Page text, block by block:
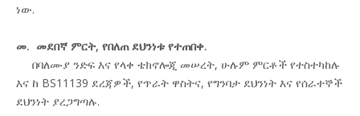
ነው.
መ. መደበኛ ምርት, የበለጠ ደህንነቱ የተጠበቀ.
በባለሙያ ንድፍ እና የላቀ ቴክኖሎጂ መሠረት, ሁሉም ምርቶች የተስተካከሉ
እና ከ BS11139 ደረጃዎች, የጥራት ዋስትና, የግንባታ ደህንነት እና የሰራተኞች
ደህንነት ያረጋግጣሉ.